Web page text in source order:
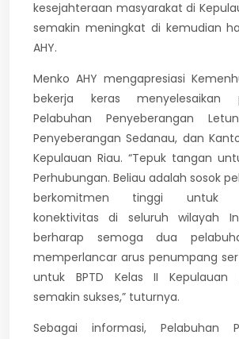
kesejahteraan masyarakat di
semakin meningkat di kemudian
AHY.
Menko AHY mengapresiasi
bekerja keras menyelesaikan
Pelabuhan Penyeberangan
Penyeberangan Sedanau, dan
Kepulauan Riau. “Tepuk tangan
Perhubungan. Beliau adalah sosok
berkomitmen tinggi untuk
konektivitas di seluruh wilayah
berharap semoga dua
memperlancar arus penumpang
untuk BPTD Kelas II Kepulauan
semakin sukses,” tuturnya.
Sebagai informasi, Pelabuhan